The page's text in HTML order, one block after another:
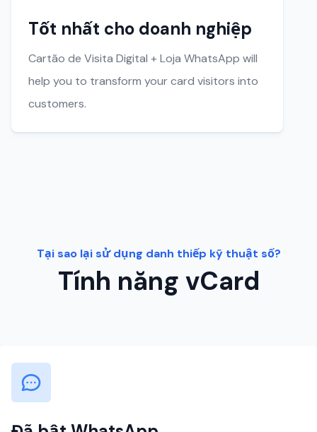
Tốt nhất cho doanh nghiệp
Cartão de Visita Digital + Loja WhatsApp will
help you to transform your card visitors into
customers.
Tại sao lại sử dụng danh thiếp kỹ thuật số?
Tính năng vCard